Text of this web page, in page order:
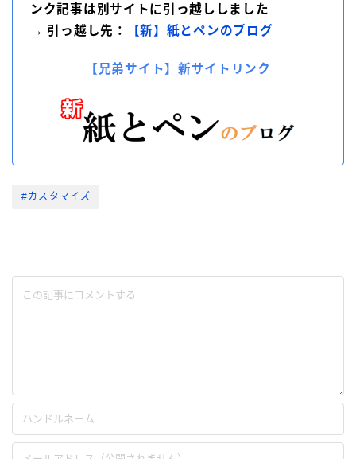
ンク記事は別サイトに引っ越ししました
→ 引っ越し先：
【新】紙とペンのブログ
【兄弟サイト】新サイトリンク
#カスタマイズ